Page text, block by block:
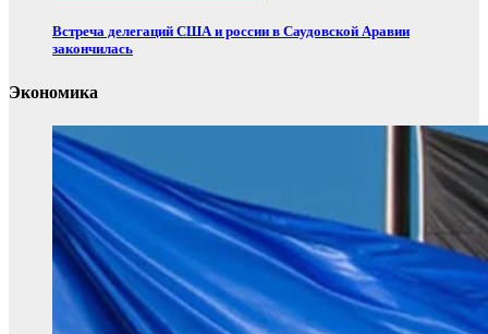
Встреча делегаций США и россии в Саудовской Аравии
закончилась
Экономика